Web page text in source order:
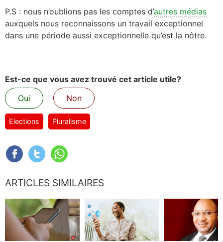
P.S : nous n’oublions pas les comptes d’autres médias
auxquels nous reconnaissons un travail exceptionnel
dans une période aussi exceptionnelle qu’est la nôtre.
Est-ce que vous avez trouvé cet article utile?
Oui
Non
Elections Pluralisme
ARTICLES SIMILAIRES